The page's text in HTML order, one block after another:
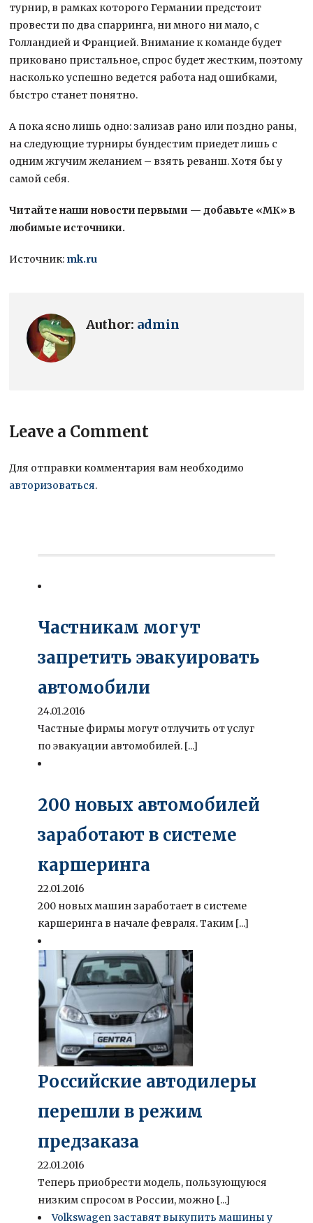
турнир, в рамках которого Германии предстоит
провести по два спарринга, ни много ни мало, с
Голландией и Францией. Внимание к команде будет
приковано пристальное, спрос будет жестким, поэтому
насколько успешно ведется работа над ошибками,
быстро станет понятно.
А пока ясно лишь одно: зализав рано или поздно раны,
на следующие турниры бундестим приедет лишь с
одним жгучим желанием – взять реванш. Хотя бы у
самой себя.
Читайте наши новости первыми — добавьте «МК» в
любимые источники.
Источник: mk.ru
Author: admin
Leave a Comment
Для отправки комментария вам необходимо
авторизоваться.
Частникам могут
запретить эвакуировать
автомобили
24.01.2016
Частные фирмы могут отлучить от услуг
по эвакуации автомобилей. [...]
200 новых автомобилей
заработают в системе
каршеринга
22.01.2016
200 новых машин заработает в системе
каршеринга в начале февраля. Таким [...]
Российские автодилеры
перешли в режим
предзаказа
22.01.2016
Теперь приобрести модель, пользующуюся
низким спросом в России, можно [...]
Volkswagen заставят выкупить машины у